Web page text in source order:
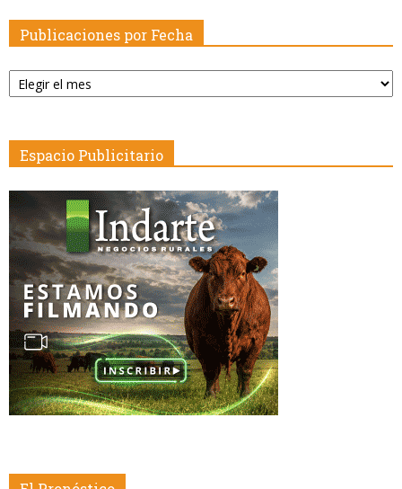
Publicaciones por Fecha
Publicaciones
por
Espacio Publicitario